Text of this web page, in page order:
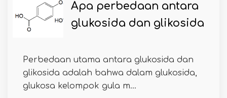
Apa perbedaan antara
glukosida dan glikosida
Perbedaan utama antara glukosida dan
glikosida adalah bahwa dalam glukosida,
glukosa kelompok gula m...